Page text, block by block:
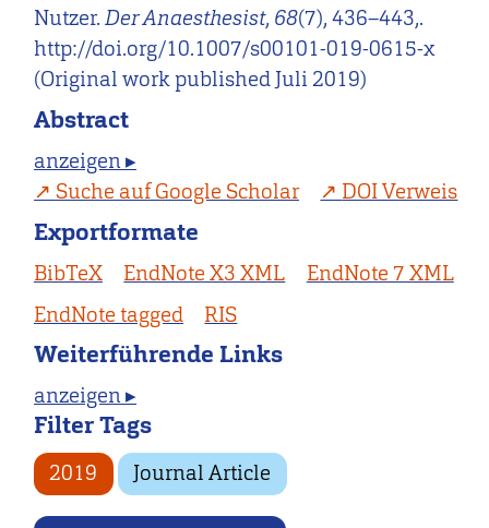
Nutzer.Der Anaesthesist, 68(7), 436–443,.
http://doi.org/10.1007/s00101-019-0615-x
(Original work published Juli 2019)
Abstract
anzeigen ▸
Suche auf Google Scholar
DOI Verweis
Exportformate
BibTeX EndNote X3 XML
EndNote 7 XML
EndNote tagged
RIS
Weiterführende Links
anzeigen ▸
Filter Tags
2019 Journal Article